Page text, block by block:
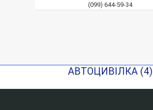
(099) 644-59-34
АВТОЦИВІЛКА (4)